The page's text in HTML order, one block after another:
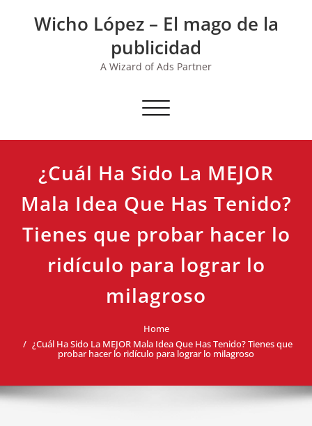
Wicho López – El mago de la
publicidad
A Wizard of Ads Partner
Toggle navigation
¿Cuál Ha Sido La MEJOR
Mala Idea Que Has Tenido?
Tienes que probar hacer lo
ridículo para lograr lo
milagroso
Home
¿Cuál Ha Sido La MEJOR Mala Idea Que Has Tenido? Tienes que
probar hacer lo ridículo para lograr lo milagroso